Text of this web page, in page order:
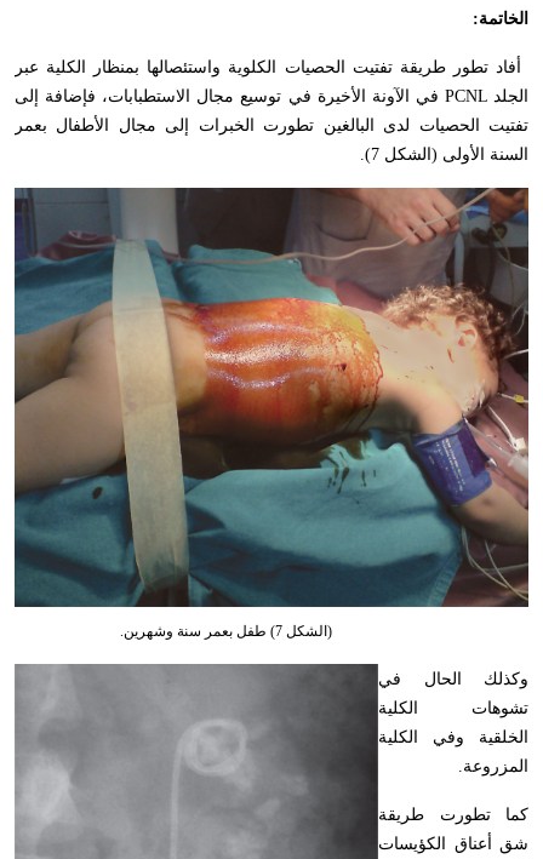
الخاتمة:
أفاد تطور طريقة تفتيت الحصيات الكلوية واستئصالها بمنظار الكلية عبر
الجلدPCNL في الآونة الأخيرة في توسيع مجال الاستطبابات، فإضافة إلى
تفتيت الحصيات لدى البالغين تطورت الخبرات إلى مجال الأطفال بعمر
السنة الأولى (الشكل 7).
(الشكل 7) طفل بعمر سنة وشهرين.
وكذلك الحال في
تشوهات الكلية
الخلقية وفي الكلية
المزروعة.
كما تطورت طريقة
شق أعناق الكؤيسات